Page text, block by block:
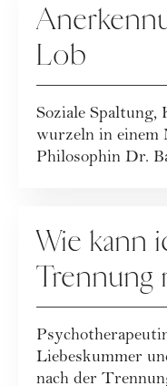
Lob
Soziale
wurzeln in einem
Philosophin Dr.
Wie kann
Trennung
Liebeskummer
nach der